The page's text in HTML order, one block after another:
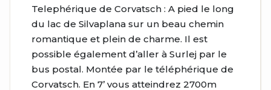
Telephérique de Corvatsch : A pied le long
du lac de Silvaplana sur un beau chemin
romantique et plein de charme. Il est
possible également d’aller à Surlej par le
bus postal. Montée par le téléphérique de
Corvatsch. En 7’ vous atteindrez 2700m